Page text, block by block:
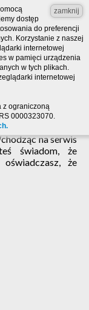
zamknij
dostęp
do preferencji
Korzystanie z naszej
internetowej
w pamięci urządzenia
w tych plikach.
internetowej
z ograniczoną
0000323070.
i jest
lat! Powyższy
chat SMS i
na serwis
świadom, że
że